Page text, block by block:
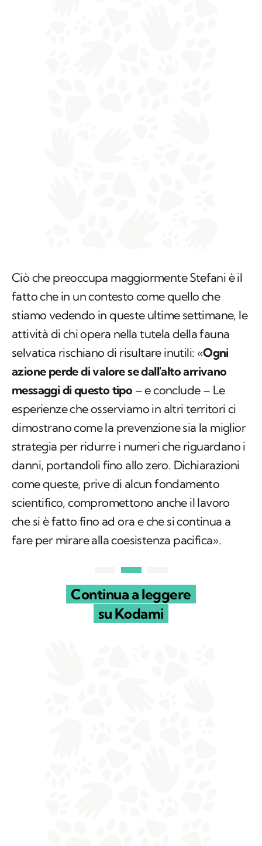
Ciò che preoccupa maggiormente Stefani è il
fatto che in un contesto come quello che
stiamo vedendo in queste ultime settimane, le
attività di chi opera nella tutela della fauna
selvatica rischiano di risultare inutili: «Ogni
azione perde di valore se dall'alto arrivano
messaggi di questo tipo – e conclude – Le
esperienze che osserviamo in altri territori ci
dimostrano come la prevenzione sia la miglior
strategia per ridurre i numeri che riguardano i
danni, portandoli fino allo zero. Dichiarazioni
come queste, prive di alcun fondamento
scientifico, compromettono anche il lavoro
che si è fatto fino ad ora e che si continua a
fare per mirare alla coesistenza pacifica».
Continua a leggere
su Kodami